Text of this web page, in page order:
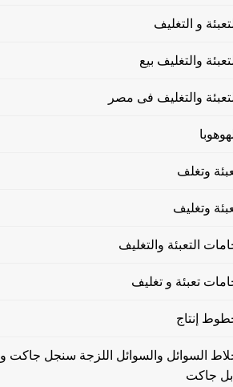
و التغليف
والتغليف بيع
والتغليف فى مصر
وتغلف
وتغليف
التعبئة والتغليف
تعبئة و تغليف
إنتاج
السوائل والسوائل اللزجة سنجل جاكت و
جاكت